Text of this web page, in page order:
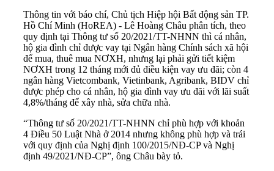
Thông tin với báo chí, Chủ tịch Hiệp hội Bất động sản TP.
Hồ Chí Minh (HoREA) - Lê Hoàng Châu phân tích, theo
quy định tại Thông tư số 20/2021/TT-NHNN thì cá nhân,
hộ gia đình chỉ được vay tại Ngân hàng Chính sách xã hội
để mua, thuê mua NƠXH, nhưng lại phải gửi tiết kiệm
NƠXH trong 12 tháng mới đủ điều kiện vay ưu đãi; còn 4
ngân hàng Vietcombank, Vietinbank, Agribank, BIDV chỉ
được phép cho cá nhân, hộ gia đình vay ưu đãi với lãi suất
4,8%/tháng để xây nhà, sửa chữa nhà.
“Thông tư số 20/2021/TT-NHNN chỉ phù hợp với khoản
4 Điều 50 Luật Nhà ở 2014 nhưng không phù hợp và trái
với quy định của Nghị định 100/2015/NĐ-CP và Nghị
định 49/2021/NĐ-CP”, ông Châu bày tỏ.